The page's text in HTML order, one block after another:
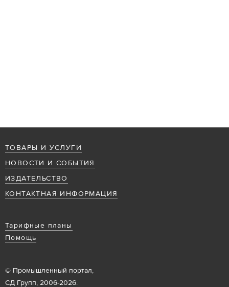
ТОВАРЫ И УСЛУГИ
НОВОСТИ И СОБЫТИЯ
ИЗДАТЕЛЬСТВО
КОНТАКТНАЯ ИНФОРМАЦИЯ
Тарифные планы
Помощь
© Промышленный портал,
СД Групп, 2006-2026.